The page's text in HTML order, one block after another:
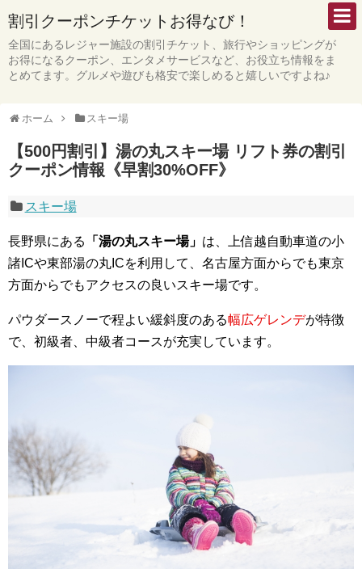
割引クーポンチケットお得なび！
全国にあるレジャー施設の割引チケット、旅行やショッピングが
お得になるクーポン、エンタメサービスなど、お役立ち情報をま
とめてます。グルメや遊びも格安で楽しめると嬉しいですよね♪
ホーム スキー場
【500円割引】湯の丸スキー場 リフト券の割引
クーポン情報《早割30%OFF》
スキー場
長野県にある 「湯の丸スキー場」 は、上信越自動車道の小
諸ICや東部湯の丸ICを利用して、名古屋方面からでも東京
方面からでもアクセスの良いスキー場です。
パウダースノーで程よい緩斜度のある幅広ゲレンデが特徴
で、初級者、中級者コースが充実しています。